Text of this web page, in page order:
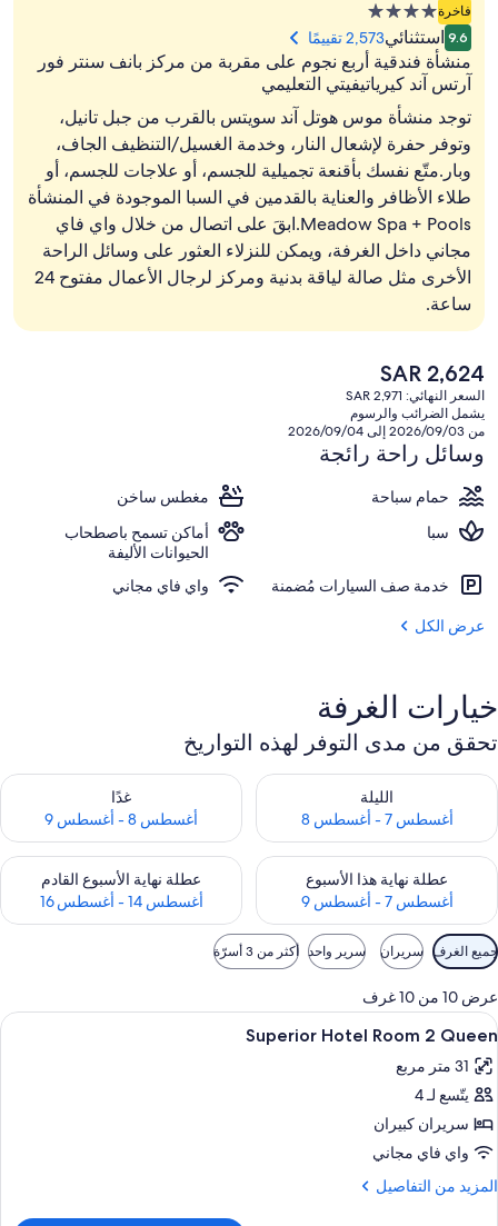
من حمّامات السباحة المغطاة
فاخرةمنشأة
فندقية
مصنفة
بـ
نجوم
9.6 استثنائي2,573 تقييمًا
منشأة فندقية أربع نجوم على مقربة من مركز بانف سنتر فور
آرتس آند كيرياتيفيتي التعليمي
توجد منشأة موس هوتل آند سويتس بالقرب من جبل تانيل،
وتوفر حفرة لإشعال النار، وخدمة الغسيل/التنظيف الجاف،
وبار.متّع نفسك بأقنعة تجميلية للجسم، أو علاجات للجسم، أو
طلاء الأظافر والعناية بالقدمين في السبا الموجودة في المنشأة
Meadow Spa + Pools.ابقَ على اتصال من خلال واي فاي
مجاني داخل الغرفة، ويمكن للنزلاء العثور على وسائل الراحة
الأخرى مثل صالة لياقة بدنية ومركز لرجال الأعمال مفتوح 24
ساعة.
السعر
الحالي
هو
SAR
2,624
SAR 2,624
السعر النهائي: SAR 2,971
يشمل الضرائب والرسوم
من 2026/09/03 إلى 2026/09/04
وسائل راحة رائجة
حمام سباحة
مغطس ساخن
سبا
أماكن تسمح باصطحاب
الحيوانات الأليفة
خدمة صف السيارات مُضمنة
واي فاي مجاني
عرض الكل
خيارات الغرفة
تحقق من مدى التوفر لهذه التواريخ
الليلة
أغسطس 7 - أغسطس 8
تحقق من مدى التوفر لليلة للفترة أغسطس 7 - أغسطس 8
غدًا
أغسطس 8 - أغسطس 9
تحقق من مدى التوفر لغد للفترة أغسطس
عطلة نهاية هذا الأسبوع
أغسطس 7 - أغسطس 9
تحقق من مدى التوفر لعطلة نهاية هذا الأسبوع للفترة أغسطس 7 - أغسطس 9
عطلة نهاية الأسبوع القادم
أغسطس 14 - أغسطس 16
تحقق من مدى التوفر لعطلة نهاية
عوامل
التصفية
المتاحة
للغرف
جميع الغرف سريران سرير واحد أكثر من 3 أسرّة
عرض 10 من 10 غرف
استعراض
جميع
صور
Superior
Hotel
Room
2
Queen
أغطية فراش متميزة وخزنة داخل الغرفة
8
Superior Hotel Room 2 Queen
31 متر مربع
يتّسع لـ 4
سريران كبيران
واي فاي مجاني
المزيد من التفاصيل
المزيد